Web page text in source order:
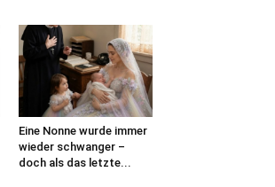
Eine Nonne wurde immer
wieder schwanger –
doch als das letzte...